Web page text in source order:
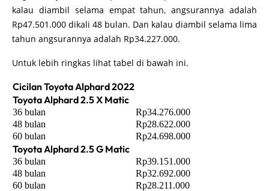
kalau diambil selama empat tahun, angsurannya adalah
Rp47.501.000 dikali 48 bulan. Dan kalau diambil selama lima
tahun angsurannya adalah Rp34.227.000.
Untuk lebih ringkas lihat tabel di bawah ini.
Cicilan Toyota Alphard 2022
Toyota Alphard 2.5 X Matic
36 bulan
Rp34.276.000
48 bulan
Rp28.622.000
60 bulan
Rp24.698.000
Toyota Alphard 2.5 G Matic
36 bulan
Rp39.151.000
48 bulan
Rp32.692.000
60 bulan
Rp28.211.000